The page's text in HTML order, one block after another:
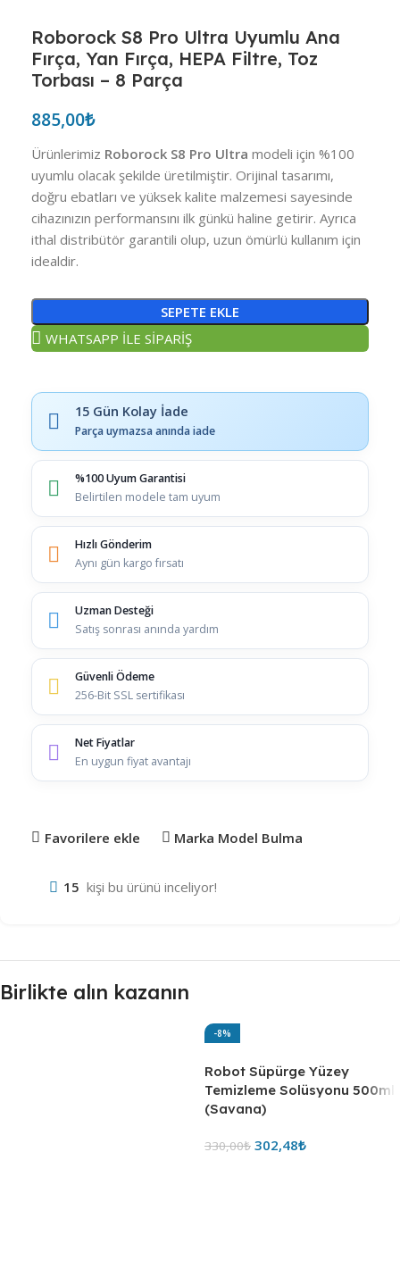
Roborock S8 Pro Ultra Uyumlu Ana
Fırça, Yan Fırça, HEPA Filtre, Toz
Torbası – 8 Parça
885,00₺
Ürünlerimiz Roborock S8 Pro Ultra modeli için %100
uyumlu olacak şekilde üretilmiştir. Orijinal tasarımı,
doğru ebatları ve yüksek kalite malzemesi sayesinde
cihazınızın performansını ilk günkü haline getirir. Ayrıca
ithal distribütör garantili olup, uzun ömürlü kullanım için
idealdir.
SEPETE EKLE
WHATSAPP İLE SİPARİŞ
15 Gün Kolay İade
Parça uymazsa anında iade
%100 Uyum Garantisi
Belirtilen modele tam uyum
Hızlı Gönderim
Aynı gün kargo fırsatı
Uzman Desteği
Satış sonrası anında yardım
Güvenli Ödeme
256-Bit SSL sertifikası
Net Fiyatlar
En uygun fiyat avantajı
Favorilere ekle Marka Model Bulma
15 kişi bu ürünü inceliyor!
Birlikte alın kazanın
-8%
Robot Süpürge Yüzey
Temizleme Solüsyonu 500ml
(Savana)
330,00₺ 302,48₺